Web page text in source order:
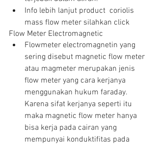
Info lebih lanjut product  coriolis
mass flow meter silahkan click
Flow Meter Electromagnetic
Flowmeter electromagnetin yang
sering disebut magnetic flow meter
atau magmeter merupakan jenis
flow meter yang cara kerjanya
menggunakan hukum faraday.
Karena sifat kerjanya seperti itu
maka magnetic flow meter hanya
bisa kerja pada cairan yang
mempunyai konduktifitas pada